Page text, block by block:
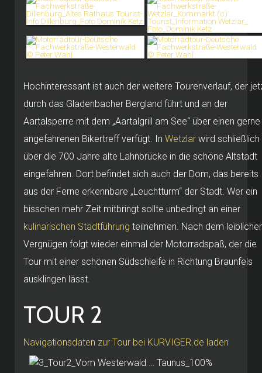
Hochinteressant ist auch der weitere Tourenverlauf, der
durch das Gladenbacher Bergland führt und an der
Aartalsperre mit dem „Aartalgrill am See“ über einen gerne
angefahrenen Bikertreff verfügt. In Wetzlar wird schließlich
über die 700 Jahre alte Lahnbrücke in die schöne Altstadt
eingefahren. Dort befindet sich auch der Dom, das bereits
aus der Ferne erkennbare „Leuchtturm“ der Stadt. Wer ein
bisschen mehr Zeit mitbringt sollte unbedingt an einer
kulinarischen Stadtführung teilnehmen. Nach dem
Vergnügen folgt wieder einmal der Motorradspaß, der die
Tour mit einer schönen Südschleife in Richtung Braunfels
ausklingen lässt.
TOUR 2
Navigationsdaten zur Tour bei KURVIGER.de laden